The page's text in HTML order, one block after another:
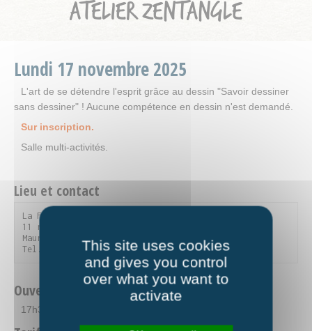
ATELIER ZENTANGLE
Lundi 17 novembre2025
L'art de se détendre l'esprit grâce au dessin "Savoir dessiner
sans dessiner" ! Aucune compétence en dessin n'est demandé.
Sur inscription.
Salle multi-activités.
Lieu et contact
La Fourmilière
11 rue du Parc de la Vanoise - 73300 Saint-Jean-de-
Maurienne
Tel. 04 79 59 90 56
Ouverture
17h30-19h30
This site uses cookies
and gives you control
over what you want to
activate